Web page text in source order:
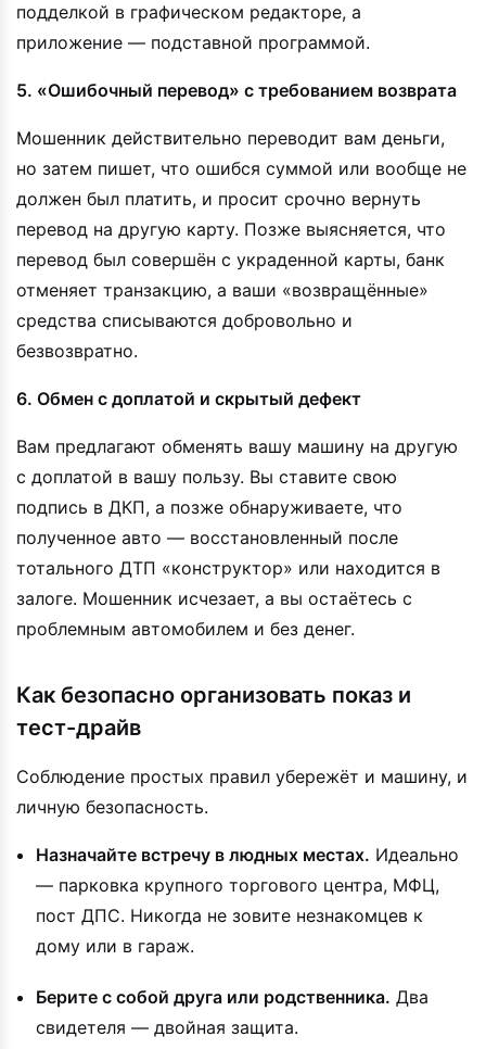
подделкой в графическом редакторе, а
приложение — подставной программой.
5. «Ошибочный перевод» с требованием возврата
Мошенник действительно переводит вам деньги,
но затем пишет, что ошибся суммой или вообще не
должен был платить, и просит срочно вернуть
перевод на другую карту. Позже выясняется, что
перевод был совершён с украденной карты, банк
отменяет транзакцию, а ваши «возвращённые»
средства списываются добровольно и
безвозвратно.
6. Обмен с доплатой и скрытый дефект
Вам предлагают обменять вашу машину на другую
с доплатой в вашу пользу. Вы ставите свою
подпись в ДКП, а позже обнаруживаете, что
полученное авто — восстановленный после
тотального ДТП «конструктор» или находится в
залоге. Мошенник исчезает, а вы остаётесь с
проблемным автомобилем и без денег.
Как безопасно организовать показ и
тест-драйв
Соблюдение простых правил убережёт и машину, и
личную безопасность.
Назначайте встречу в людных местах. Идеально
— парковка крупного торгового центра, МФЦ,
пост ДПС. Никогда не зовите незнакомцев к
дому или в гараж.
Берите с собой друга или родственника. Два
свидетеля — двойная защита.